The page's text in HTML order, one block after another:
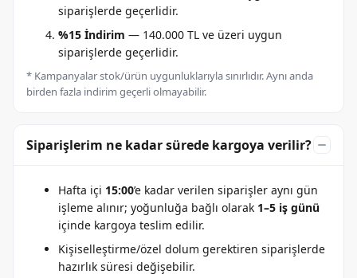
siparişlerde geçerlidir.
%15 İndirim — 140.000 TL ve üzeri uygun
siparişlerde geçerlidir.
* Kampanyalar stok/ürün uygunluklarıyla sınırlıdır. Aynı anda
birden fazla indirim geçerli olmayabilir.
Siparişlerim ne kadar sürede kargoya verilir?
Hafta içi 15:00’e kadar verilen siparişler aynı gün
işleme alınır; yoğunluğa bağlı olarak 1–5 iş günü
içinde kargoya teslim edilir.
Kişiselleştirme/özel dolum gerektiren siparişlerde
hazırlık süresi değişebilir.